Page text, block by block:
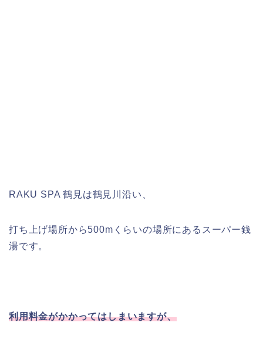
RAKU SPA 鶴見は鶴見川沿い、
打ち上げ場所から500mくらいの場所にあるスーパー銭
湯です。
利用料金がかかってはしまいますが、